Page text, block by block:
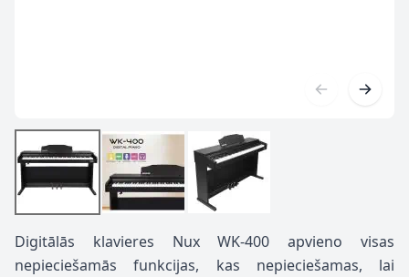
Digitālās klavieres Nux WK-400 apvieno visas
nepieciešamās funkcijas, kas nepieciešamas, lai